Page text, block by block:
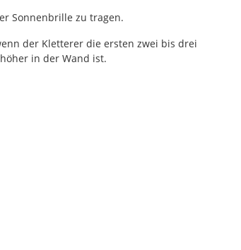
Sonnenbrille zu tragen.
der Kletterer die ersten zwei bis drei
in der Wand ist.